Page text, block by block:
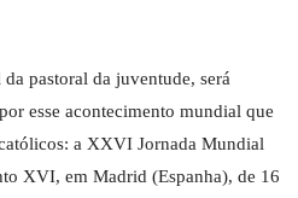
pastoral da juventude, será
esse acontecimento mundial que
a XXVI Jornada Mundial
XVI, em Madrid (Espanha), de 16